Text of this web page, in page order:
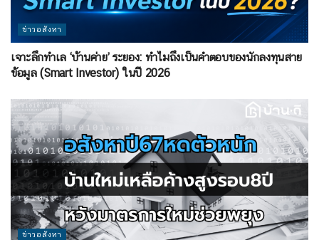
ข่าวอสังหา
เจาะลึกทำเล ‘บ้านค่าย’ ระยอง: ทำไมถึงเป็นคำตอบของนักลงทุนสาย
ข้อมูล (Smart Investor) ในปี 2026
ข่าวอสังหา